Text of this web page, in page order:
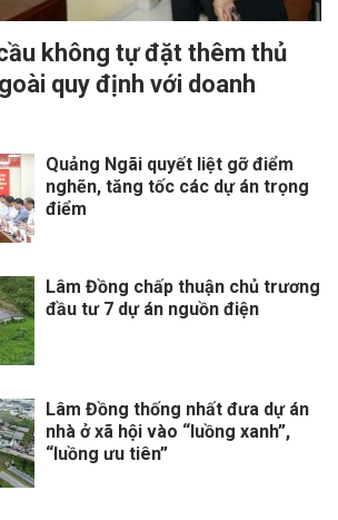
không tự đặt thêm thủ
quy định với doanh
Quảng Ngãi quyết liệt gỡ điểm
nghẽn, tăng tốc các dự án trọng
điểm
Lâm Đồng chấp thuận chủ trương
đầu tư 7 dự án nguồn điện
Lâm Đồng thống nhất đưa dự án
nhà ở xã hội vào “luồng xanh”,
“luồng ưu tiên”